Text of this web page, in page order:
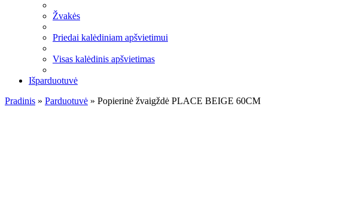
Žvakės
Priedai kalėdiniam apšvietimui
Visas kalėdinis apšvietimas
Išparduotuvė
Pradinis » Parduotuvė » Popierinė žvaigždė PLACE BEIGE 60CM